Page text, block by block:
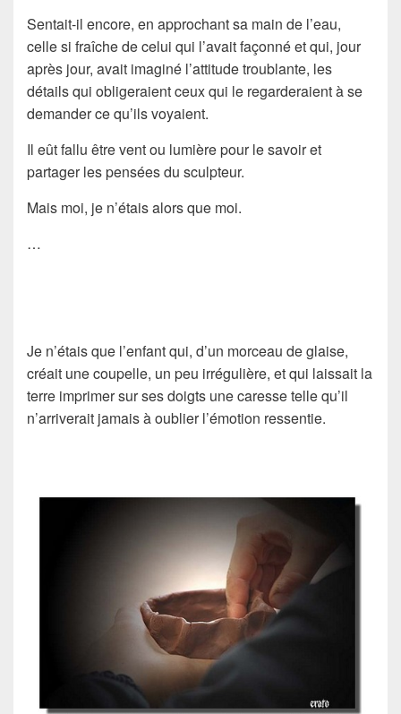
Sentait-il encore, en approchant sa main de l’eau,
celle si fraîche de celui qui l’avait façonné et qui, jour
après jour, avait imaginé l’attitude troublante, les
détails qui obligeraient ceux qui le regarderaient à se
demander ce qu’ils voyaient.
Il eût fallu être vent ou lumière pour le savoir et
partager les pensées du sculpteur.
Mais moi, je n’étais alors que moi.
…
Je n’étais que l’enfant qui, d’un morceau de glaise,
créait une coupelle, un peu irrégulière, et qui laissait la
terre imprimer sur ses doigts une caresse telle qu’il
n’arriverait jamais à oublier l’émotion ressentie.